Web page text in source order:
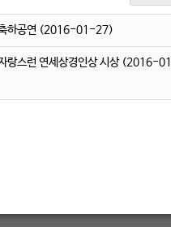
하공연 (2016-01-27)
스런 연세상경인상 시상(2016-